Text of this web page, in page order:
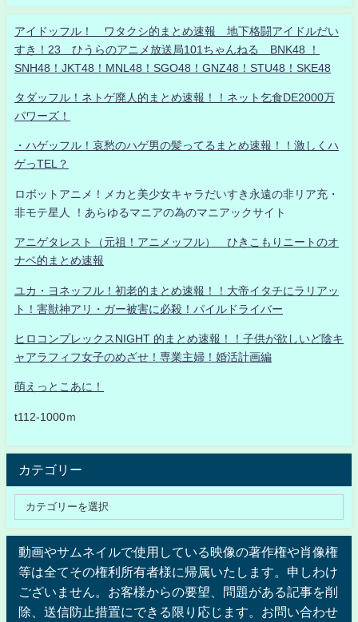
アイドッフル！ ワタクシ的まとめ速報 地下格闘アイドルだい
すき！23 ひうらのアニメ放送局101ちゃんねる BNK48 ！
SNH48！JKT48！MNL48！SGO48！GNZ48！STU48！SKE48
タダッフル！ネトゲ廃人的まとめ速報！！ネット乞食DE2000万
パワーズ！
・ハゲッフル！哀愁のハゲ男の髪ってるまとめ速報！！激しくハ
ゲっTEL？
ロボットアニメ！メカと美少女キャラだいすき永遠の非リア充・
非モテ星人 ！あらゆるマニアの為のマニアックサイト
アニゲタレスト（元祖！アニメッフル） ひきこもりニートのオ
ナベ的まとめ速報
ユカ・ヨネッフル！初老的まとめ速報！！大帝イタチにラリアッ
ト！害獣神アリ・ガー被害に必殺！パイルドライバー
ヒロコンプレックスNIGHT 的まとめ速報！！子供が欲しいど陰キ
ャアラフィフ女子のめざせ！専業主婦！婚活計画編
萌えっとこあに！
t112-1000ｍ
カテゴリー
動画やサムネイルで使用している映像の著作権や肖像権
等は全てその権利所有者様に帰属いたします。申しわけ
ございません。お客様からの要望、問題がある記事を削
除、送信防止措置にできる限り応じます。お問い合わせ